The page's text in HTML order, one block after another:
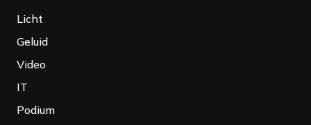
Licht
Geluid
Video
IT
Podium